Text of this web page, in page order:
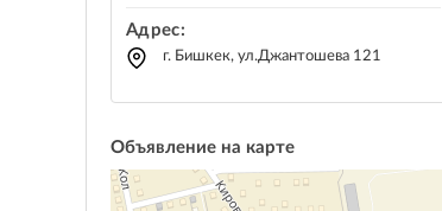
Адрес:
г. Бишкек, ул.Джантошева 121
Объявление на карте